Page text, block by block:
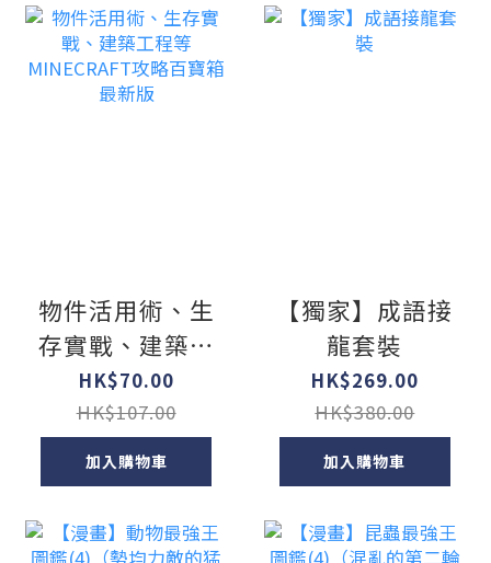
物件活用術、生
存實戰、建築工
程等
MINECRAFT攻
略百寶箱最新版
HK$70.00
HK$107.00
加入購物車
【獨家】成語接
龍套裝
HK$269.00
HK$380.00
加入購物車